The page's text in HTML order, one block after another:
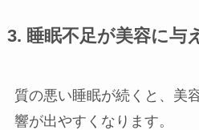
3. 睡眠不足が美容に与
質の悪い睡眠が続くと、美
響が出やすくなります。